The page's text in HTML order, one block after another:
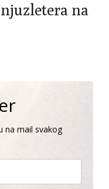
na
na mail svakog